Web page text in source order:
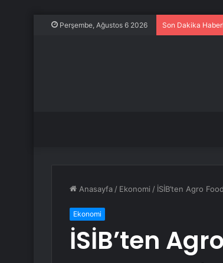
Perşembe, Ağustos 6 2026 Son Dakika
Anasayfa / Ekonomi / İSİB’ten Agro
Ekonomi
İSİB’ten